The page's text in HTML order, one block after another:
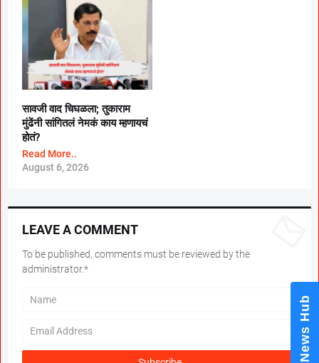
सावजी वाद चिघळला; तुकाराम
मुंढेंनी सांगितलं नेमकं काय म्हणायचं
होतं?
Read More..
August 6, 2026
LEAVE A COMMENT
To be published, comments must be reviewed by the
administrator.*
News Hub